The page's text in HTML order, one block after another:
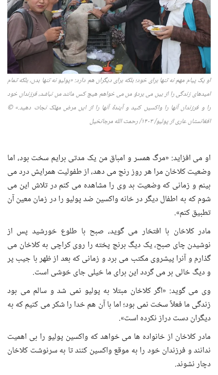
او یک پیام مهم نه تنها برای خود؛ بلکه برای دیگران هم دارد: «پولیو نه تنها بدن، بلکه تمام
امیدهای زندگی را از بین می بردؤ من می خواهم هیچ کس مانند من نباشد، فرزندان خود
را و فرزندان آنها را واکسین کنید و آیندۀ‌ آنها را از این مرض مهلک نجات دهید.
» ©
افغانستان عاری از پولیو/۱۴۰۳/رحمت الله مرجانخیل
او می افزاید: «مرگ همسر و امباق من یک مدتی برایم سخت بود، اما
وضعیت کلاخان مرا هر روز رنج می دهد، از طفولیت همرایش درد می
بینم و زمانی که وضعیت بد وی را مشاهده می کنم در تلاش این می
شوم که به اطفال دیگر در خانه واکسین ضد پولیو را در زمان معین آن
تطبیق کنم».
مادر کلاخان با افتخار می گوید، صبح با طلوع خورشید پس از
نوشیدن چای صبح، یک دیگ برنج پخته را روی کراچی به کلاخان می
گذارم و آنرا پیشروی مکتب می برد و زمانی که بعد از ظهر با جیب پر
و دیگ خالی بر می گردد این برای ما خیلی جای خوشی است.
وی می گوید: «اگر کلاخان مبتلا به پولیو نمی شد و سالم می بود
زندگی ما فعلاً سخت نمی بود؛ اما با آن هم خدا را شکر می کنیم که به
دیگران دست دراز نکرده است».
مادر کلاخان از خانواده ها می خواهد که واکسین پولیو را بی اهمیت
ندانند و فرزندان خود را به موقع واکسین کنند تا به سرنوشت کلاخان
دچار نشوند.